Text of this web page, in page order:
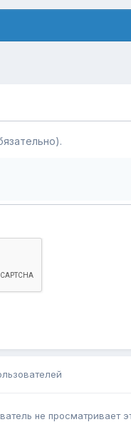
не просматривает